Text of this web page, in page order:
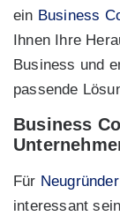
ein Business
Ihnen Ihre
Business und
passende
Business
Für Neugründer
interessant